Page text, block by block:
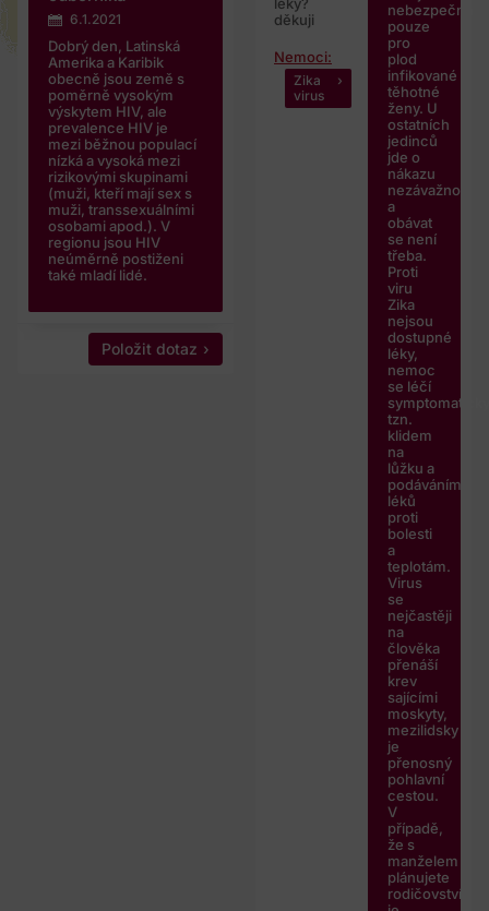
6.1.2021
Dobrý den, Latinská
Amerika a Karibik
obecně jsou země s
poměrně vysokým
výskytem HIV, ale
prevalence HIV je
mezi běžnou populací
nízká a vysoká mezi
rizikovými skupinami
(muži, kteří mají sex s
muži, transsexuálními
osobami apod.). V
regionu jsou HIV
neúměrně postiženi
také mladí lidé.
Položit dotaz
děkuji
Nemoci:
Zika
virus
nebezpečná
pouze
pro
plod
infikované
těhotné
ženy. U
ostatních
jedinců
jde o
nákazu
nezávažnou
a
obávat
se není
třeba.
Proti
viru
Zika
nejsou
dostupné
léky,
nemoc
se léčí
tzn.
klidem
na
lůžku a
podáváním
léků
proti
bolesti
a
teplotám.
Virus
se
nejčastěji
na
člověka
přenáší
krev
sajícími
moskyty,
mezilidsky
je
přenosný
pohlavní
cestou.
V
případě,
že s
manželem
plánujete
rodičovství,